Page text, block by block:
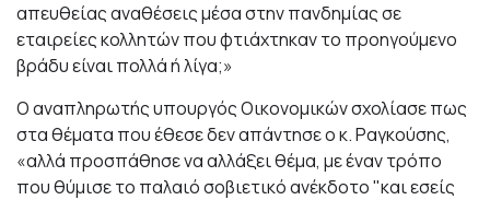
απευθείας αναθέσεις μέσα στην πανδημίας σε
εταιρείες κολλητών που φτιάχτηκαν το προηγούμενο
βράδυ είναι πολλά ή λίγα;»
Ο αναπληρωτής υπουργός Οικονομικών σχολίασε πως
στα θέματα που έθεσε δεν απάντησε ο κ. Ραγκούσης,
«αλλά προσπάθησε να αλλάξει θέμα, με έναν τρόπο
που θύμισε το παλαιό σοβιετικό ανέκδοτο "και εσείς